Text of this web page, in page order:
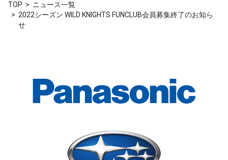
TOP
ニュース一覧
2022シーズン WILD KNIGHTS FUNCLUB会員募集終了のお知ら
せ